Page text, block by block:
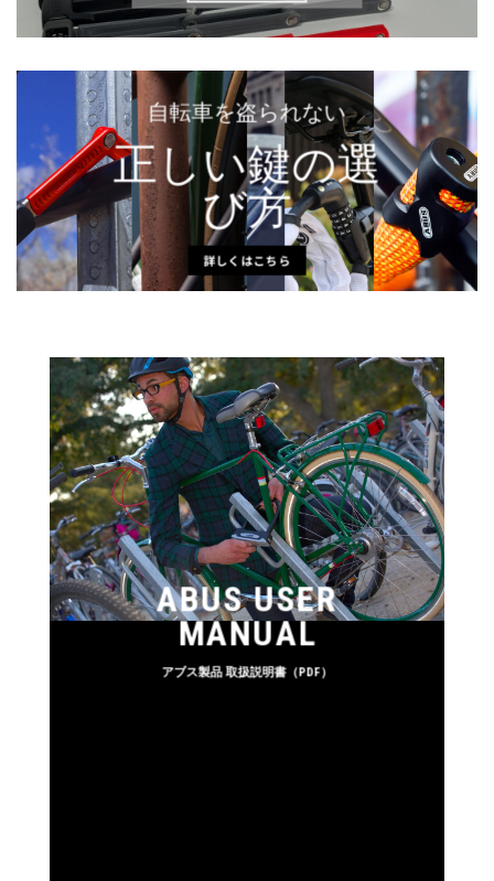
自転車を盗られない
正しい鍵の選
び方
詳しくはこちら
ABUS USER
MANUAL
アブス製品 取扱説明書（PDF）